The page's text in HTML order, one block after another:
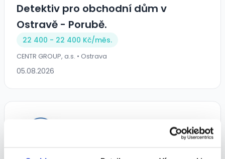
Detektiv pro obchodní dům v
Ostravě - Porubě.
22 400 - 22 400 Kč/měs.
CENTR GROUP, a.s. • Ostrava
05.08.2026